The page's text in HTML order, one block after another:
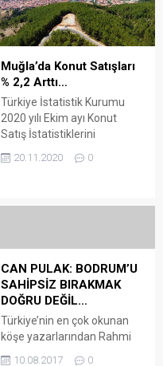
Muğla’da Konut Satışları
% 2,2 Arttı…
Türkiye İstatistik Kurumu
2020 yılı Ekim ayı Konut
Satış İstatistiklerini
Haber – Bu kapsamda TÜİK
2020 Ekim ayında bir önceki
yılın aynı ayına göre %2,2
oranında artarak 1 986...
20.11.2020 0
CAN PULAK: BODRUM’U
SAHİPSİZ BIRAKMAK
DOĞRU DEĞİL…
Türkiye’nin en çok okunan
köşe yazarlarından Rahmi
10.08.2017 0